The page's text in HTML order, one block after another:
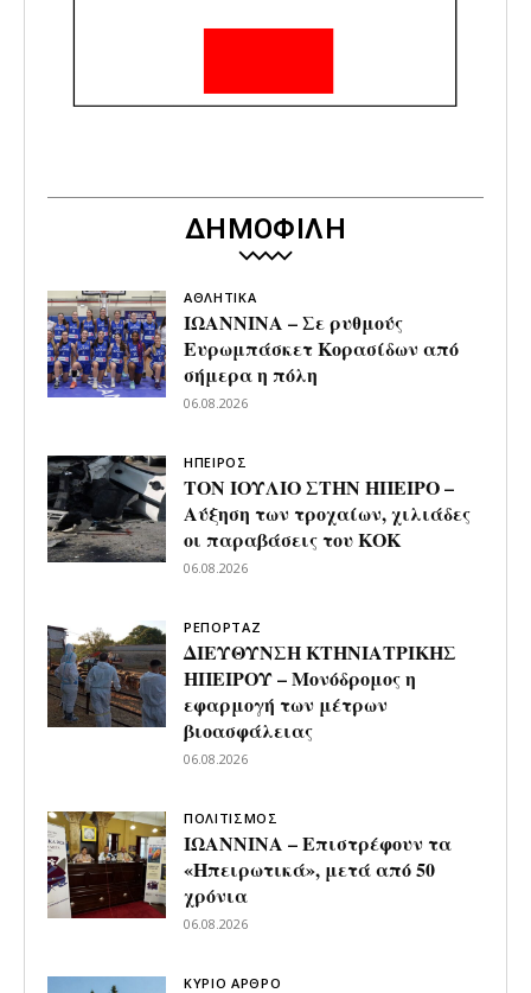
ΔΗΜΟΦΙΛΗ
ΑΘΛΗΤΙΚΑ
ΙΩΑΝΝΙΝΑ – Σε ρυθμούς
Ευρωμπάσκετ Κορασίδων από
σήμερα η πόλη
06.08.2026
ΗΠΕΙΡΟΣ
ΤΟΝ ΙΟΥΛΙΟ ΣΤΗΝ ΗΠΕΙΡΟ –
Αύξηση των τροχαίων, χιλιάδες
οι παραβάσεις του ΚΟΚ
06.08.2026
ΡΕΠΟΡΤΑΖ
ΔΙΕΥΘΥΝΣΗ ΚΤΗΝΙΑΤΡΙΚΗΣ
ΗΠΕΙΡΟΥ – Μονόδρομος η
εφαρμογή των μέτρων
βιοασφάλειας
06.08.2026
ΠΟΛΙΤΙΣΜΟΣ
ΙΩΑΝΝΙΝΑ – Επιστρέφουν τα
«Ηπειρωτικά», μετά από 50
χρόνια
06.08.2026
ΚΥΡΙΟ ΑΡΘΡΟ